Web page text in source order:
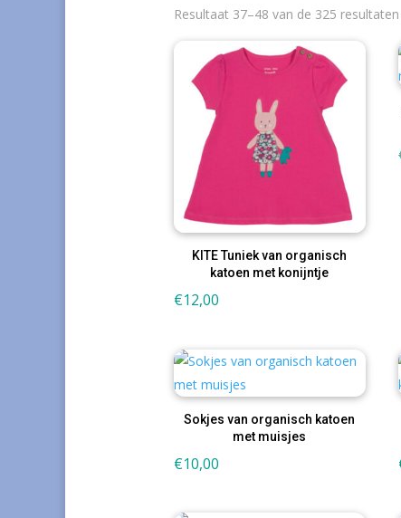
Resultaat 37–48 van de 325
KITE Tuniek van organisch
katoen met konijntje
€12,00
Sokjes van organisch katoen
met muisjes
€10,00